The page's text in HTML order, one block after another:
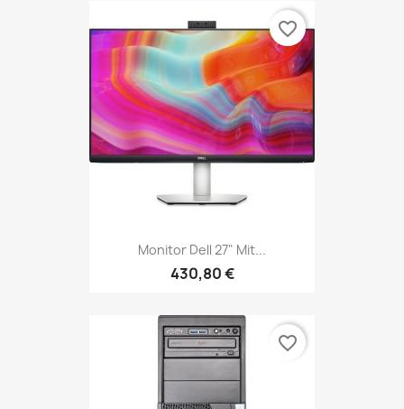
Monitor Dell 27" Mit...
430,80 €
favorite_border
favorite_border